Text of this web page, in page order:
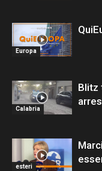
Europa
Calabria
Blitz
esteri